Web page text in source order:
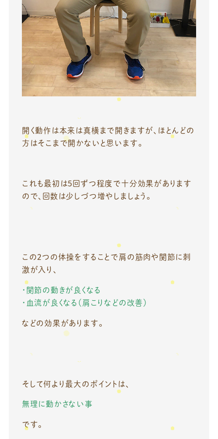
開く動作は本来は真横まで開きますが、ほとんどの
方はそこまで開かないと思います。
これも最初は5回ずつ程度で十分効果があります
ので、回数は少しづつ増やしましょう。
この2つの体操をすることで肩の筋肉や関節に刺
激が入り、
・関節の動きが良くなる
・血流が良くなる（肩こりなどの改善）
などの効果があります。
そして何より最大のポイントは、
無理に動かさない事
です。